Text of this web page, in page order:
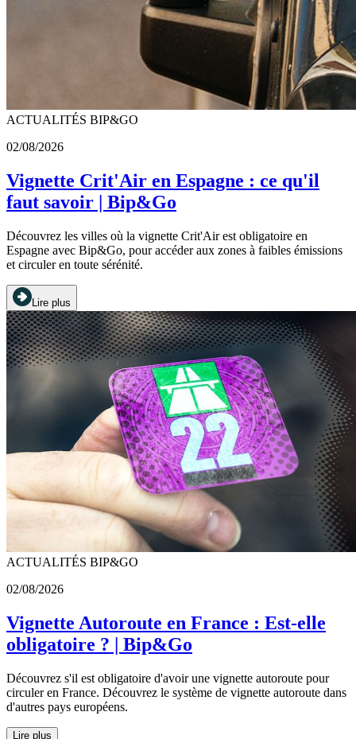
ACTUALITÉS BIP&GO
02/08/2026
Vignette Crit'Air en Espagne : ce qu'il
faut savoir | Bip&Go
Découvrez les villes où la vignette Crit'Air est obligatoire en
Espagne avec Bip&Go, pour accéder aux zones à faibles émissions
et circuler en toute sérénité.
Lire plus
ACTUALITÉS BIP&GO
02/08/2026
Vignette Autoroute en France : Est-elle
obligatoire ? | Bip&Go
Découvrez s'il est obligatoire d'avoir une vignette autoroute pour
circuler en France. Découvrez le système de vignette autoroute dans
d'autres pays européens.
Lire plus